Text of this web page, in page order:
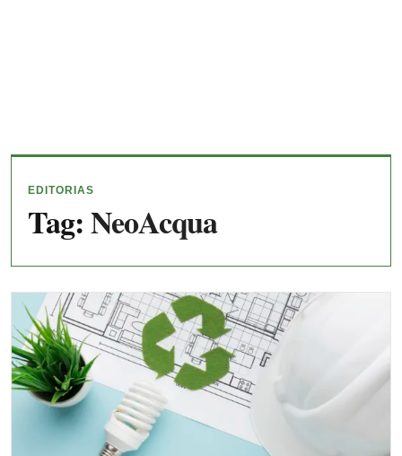
EDITORIAS
Tag:NeoAcqua